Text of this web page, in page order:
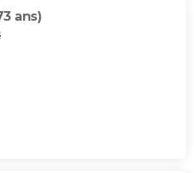
ans)